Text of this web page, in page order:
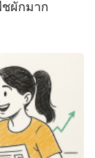
ชผักมาก